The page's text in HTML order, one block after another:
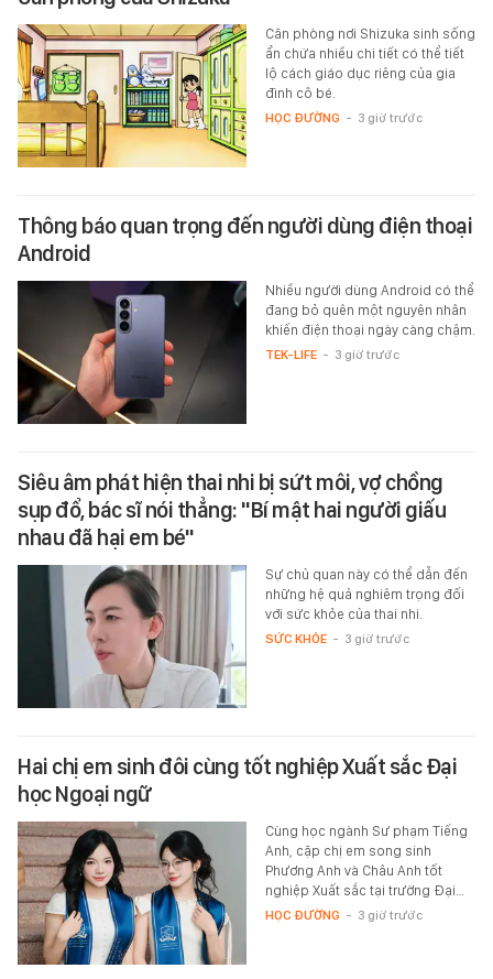
Căn phòng nơi Shizuka sinh sống
ẩn chứa nhiều chi tiết có thể tiết
lộ cách giáo dục riêng của gia
đình cô bé.
HỌC ĐƯỜNG - 3 giờ trước
Thông báo quan trọng đến người dùng điện thoại
Android
Nhiều người dùng Android có thể
đang bỏ quên một nguyên nhân
khiến điện thoại ngày càng chậm.
TEK-LIFE - 3 giờ trước
Siêu âm phát hiện thai nhi bị sứt môi, vợ chồng
sụp đổ, bác sĩ nói thẳng: "Bí mật hai người giấu
nhau đã hại em bé"
Sự chủ quan này có thể dẫn đến
những hệ quả nghiêm trọng đối
với sức khỏe của thai nhi.
SỨC KHỎE - 3 giờ trước
Hai chị em sinh đôi cùng tốt nghiệp Xuất sắc Đại
học Ngoại ngữ
Cùng học ngành Sư phạm Tiếng
Anh, cặp chị em song sinh
Phương Anh và Châu Anh tốt
nghiệp Xuất sắc tại trường Đại…
HỌC ĐƯỜNG - 3 giờ trước